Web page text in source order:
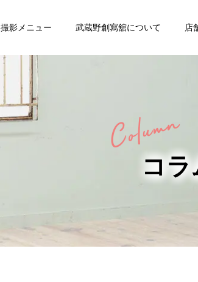
撮影メニュー
お宮参り・
百日祝い
家族写真・
記念写真
武蔵野創寫舘について 店
コラ